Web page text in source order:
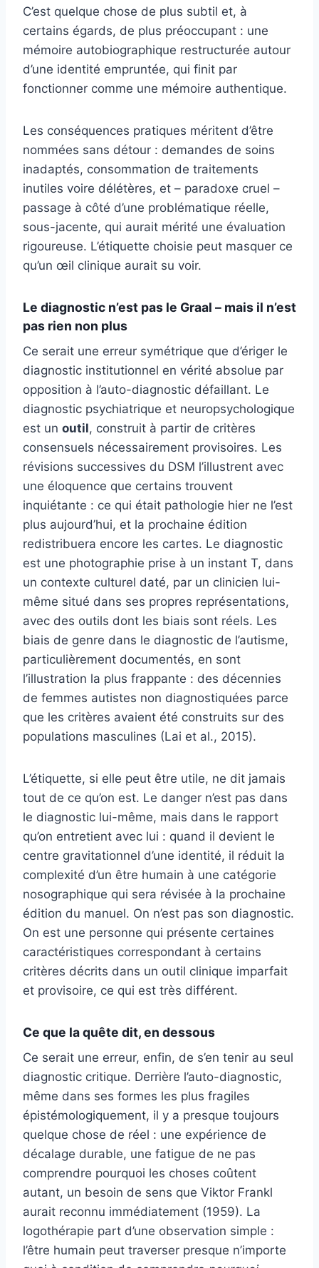
C’est quelque chose de plus subtil et, à
certains égards, de plus préoccupant : une
mémoire autobiographique restructurée autour
d’une identité empruntée, qui finit par
fonctionner comme une mémoire authentique.
Les conséquences pratiques méritent d’être
nommées sans détour : demandes de soins
inadaptés, consommation de traitements
inutiles voire délétères, et – paradoxe cruel –
passage à côté d’une problématique réelle,
sous-jacente, qui aurait mérité une évaluation
rigoureuse. L’étiquette choisie peut masquer ce
qu’un œil clinique aurait su voir.
Le diagnostic n’est pas le Graal – mais il n’est
pas rien non plus
Ce serait une erreur symétrique que d’ériger le
diagnostic institutionnel en vérité absolue par
opposition à l’auto-diagnostic défaillant. Le
diagnostic psychiatrique et neuropsychologique
est un outil, construit à partir de critères
consensuels nécessairement provisoires. Les
révisions successives du DSM l’illustrent avec
une éloquence que certains trouvent
inquiétante : ce qui était pathologie hier ne l’est
plus aujourd’hui, et la prochaine édition
redistribuera encore les cartes. Le diagnostic
est une photographie prise à un instant T, dans
un contexte culturel daté, par un clinicien lui-
même situé dans ses propres représentations,
avec des outils dont les biais sont réels. Les
biais de genre dans le diagnostic de l’autisme,
particulièrement documentés, en sont
l’illustration la plus frappante : des décennies
de femmes autistes non diagnostiquées parce
que les critères avaient été construits sur des
populations masculines (Lai et al., 2015).
L’étiquette, si elle peut être utile, ne dit jamais
tout de ce qu’on est. Le danger n’est pas dans
le diagnostic lui-même, mais dans le rapport
qu’on entretient avec lui : quand il devient le
centre gravitationnel d’une identité, il réduit la
complexité d’un être humain à une catégorie
nosographique qui sera révisée à la prochaine
édition du manuel. On n’est pas son diagnostic.
On est une personne qui présente certaines
caractéristiques correspondant à certains
critères décrits dans un outil clinique imparfait
et provisoire, ce qui est très différent.
Ce que la quête dit, en dessous
Ce serait une erreur, enfin, de s’en tenir au seul
diagnostic critique. Derrière l’auto-diagnostic,
même dans ses formes les plus fragiles
épistémologiquement, il y a presque toujours
quelque chose de réel : une expérience de
décalage durable, une fatigue de ne pas
comprendre pourquoi les choses coûtent
autant, un besoin de sens que Viktor Frankl
aurait reconnu immédiatement (1959). La
logothérapie part d’une observation simple :
l’être humain peut traverser presque n’importe